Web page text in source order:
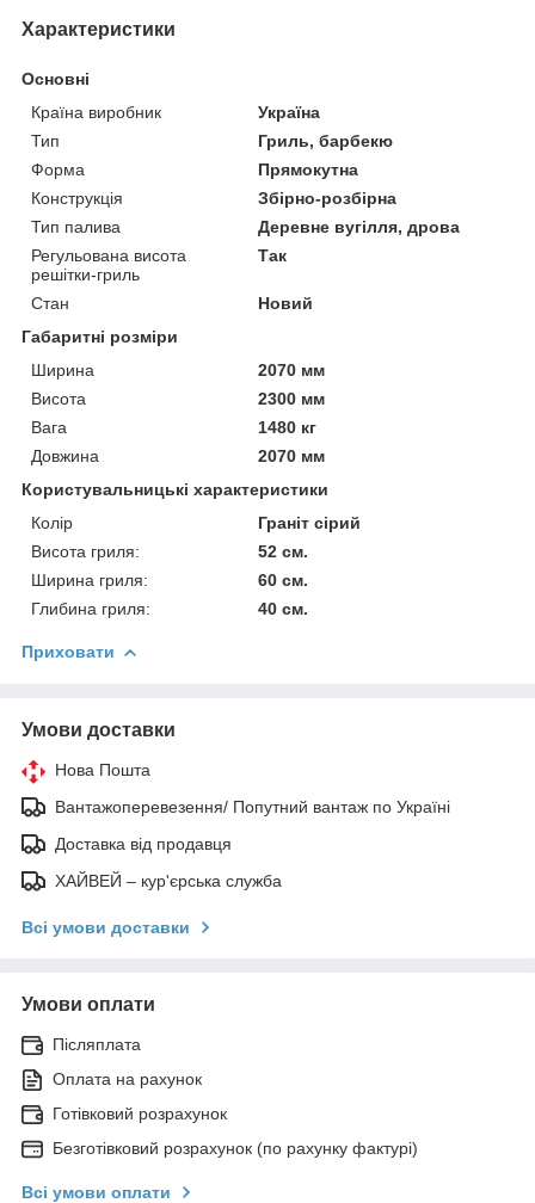
Характеристики
Основні
Країна виробник
Україна
Тип
Гриль, барбекю
Форма
Прямокутна
Конструкція
Збірно-розбірна
Тип палива
Деревне вугілля, дрова
Регульована висота
решітки-гриль
Так
Стан
Новий
Габаритні розміри
Ширина
2070 мм
Висота
2300 мм
Вага
1480 кг
Довжина
2070 мм
Користувальницькі характеристики
Колір
Граніт сірий
Висота гриля:
52 см.
Ширина гриля:
60 см.
Глибина гриля:
40 см.
Приховати
Умови доставки
Нова Пошта
Вантажоперевезення/ Попутний вантаж по Україні
Доставка від продавця
ХАЙВЕЙ – кур'єрська служба
Всі умови доставки
Умови оплати
Післяплата
Оплата на рахунок
Готівковий розрахунок
Безготівковий розрахунок (по рахунку фактурі)
Всі умови оплати